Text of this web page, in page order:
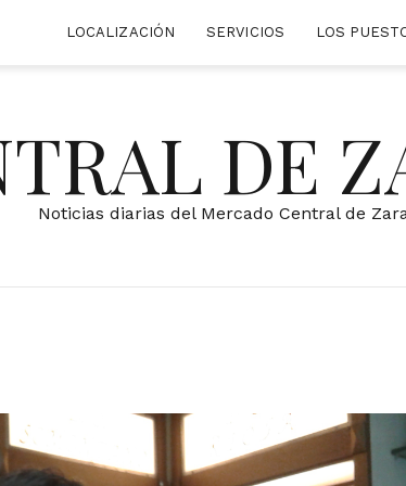
LOCALIZACIÓN SERVICIOS LOS
DE
Noticias diarias del Mercado Central de